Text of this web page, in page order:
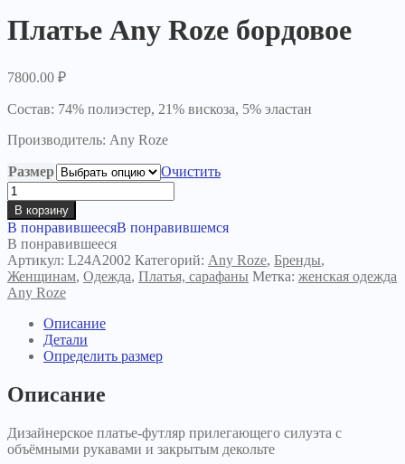
Платье Any Roze бордовое
7800.00 ₽
Состав: 74% полиэстер, 21% вискоза, 5% эластан
Производитель: Any Roze
Размер
Очистить
Количество
товара
Платье
Any
Roze
бордовое
В корзину
В понравившеесяВ понравившемся
В понравившееся
Артикул: L24A2002 Категорий: Any Roze, Бренды,
Женщинам, Одежда, Платья, сарафаны Метка: женская одежда
Any Roze
Описание
Детали
Определить размер
Описание
Дизайнерское платье-футляр прилегающего силуэта с
объёмными рукавами и закрытым декольте